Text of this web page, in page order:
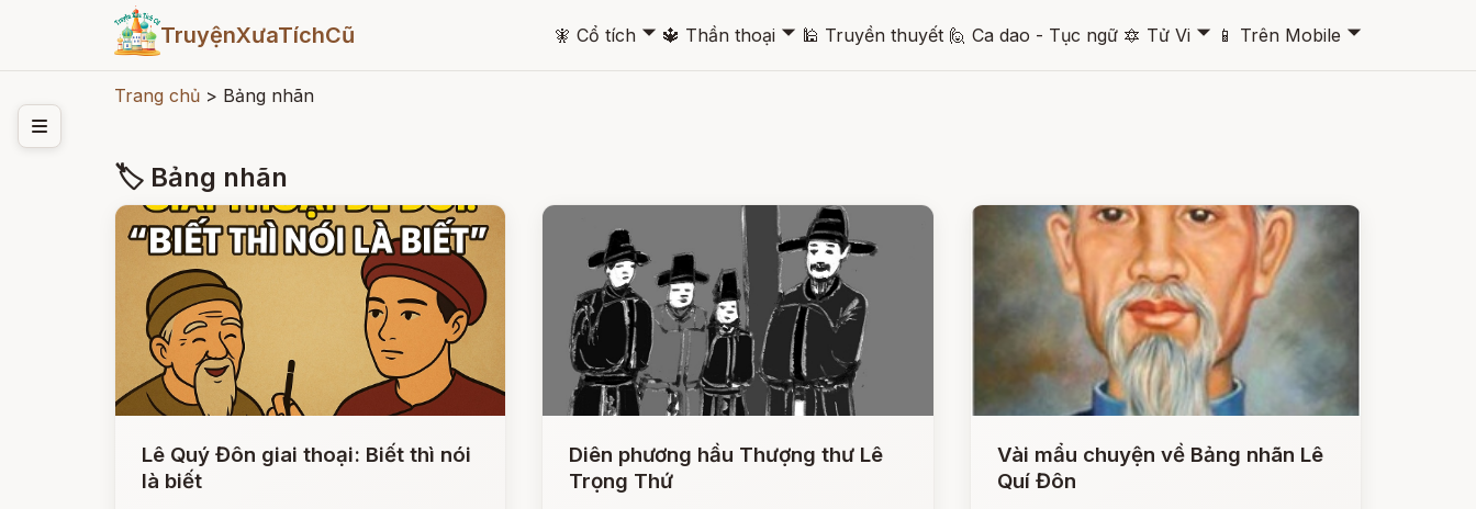
TruyệnXưaTíchCũ 🧚 Cổ tích 🞃 🔱 Thần thoại 🞃 🕌 Truyền thuyết 🙋 Ca dao - Tục ngữ 🔯 Tử Vi 🞃 📱 Trên Mobile 🞃
Trang chủ > Bảng nhãn
🏷 Bảng nhãn
Lê Quý Đôn giai thoại: Biết thì nói
là biết
Diên phương hầu Thượng thư Lê
Trọng Thứ
Vài mẩu chuyện về Bảng nhãn Lê
Quí Đôn